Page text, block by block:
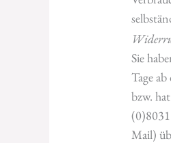
Sie
Tage
bzw.
Mail)